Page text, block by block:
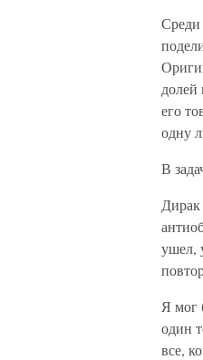
Среди
долей
его
одну
В
ушел,
Я мог
один
все,